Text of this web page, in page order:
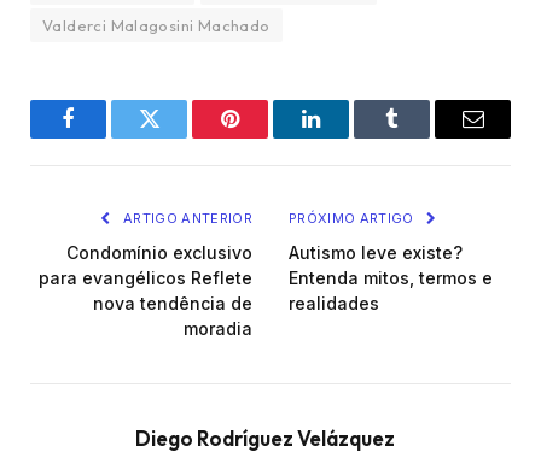
Valderci Malagosini Machado
FacebookTwitter Pinterest LinkedInTumblr Email
ARTIGO ANTERIOR
Condomínio exclusivo
para evangélicos Reflete
nova tendência de
moradia
PRÓXIMO ARTIGO
Autismo leve existe?
Entenda mitos, termos e
realidades
Diego Rodríguez Velázquez